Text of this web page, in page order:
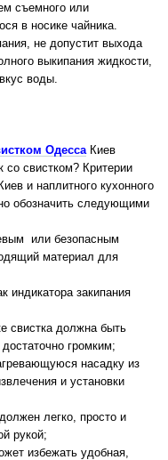
съемного или
в носике чайника.
не допустит выхода
выкипания жидкости,
воды.
ОдессаКиев
со свистком? Критерии
и наплитного кухонного
обозначить следующими
или безопасным
материал для
индикатора закипания
свистка должна быть
громким;
насадку из
и установки
легко, просто и
рукой;
избежать удобная,